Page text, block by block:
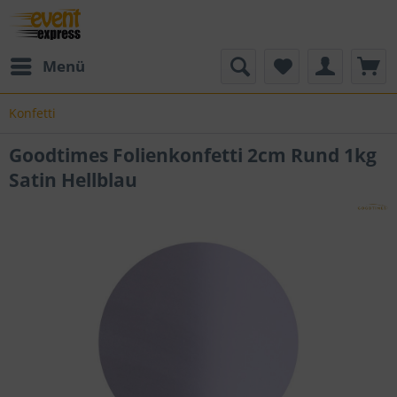
Menü
Konfetti
Goodtimes Folienkonfetti 2cm Rund 1kg
Satin Hellblau